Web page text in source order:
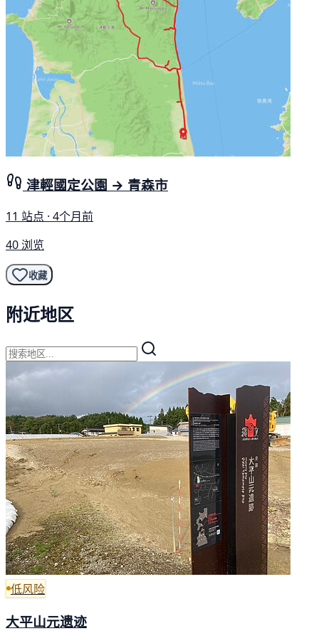
津輕國定公園 → 青森市
11 站点 · 4个月前
40 浏览
收藏
附近地区
低风险
大平山元遗迹